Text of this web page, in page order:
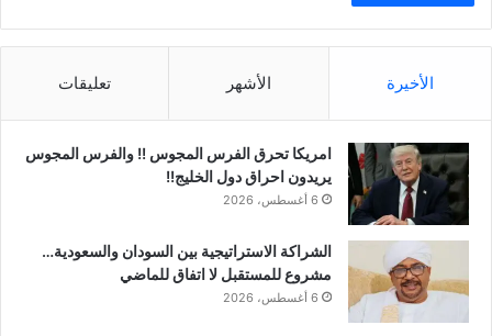
الأخيرة الأشهر تعليقات
امريكا تحرق الفرس المجوس !! والفرس المجوس
يريدون احراق دول الخليج!!
6 أغسطس، 2026
الشراكة الاستراتيجية بين السودان والسعودية…
مشروع للمستقبل لا اتفاق للماضي
6 أغسطس، 2026